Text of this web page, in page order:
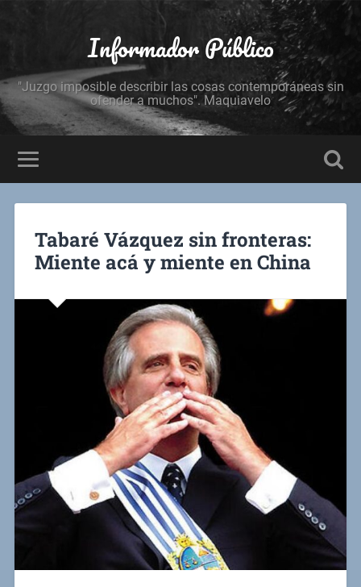
Informador Público
"Juzgo imposible describir las cosas contemporáneas sin
ofender a muchos". Maquiavelo
Tabaré Vázquez sin fronteras:
Miente acá y miente en China